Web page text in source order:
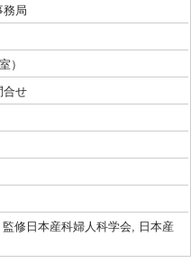
務局
）
合せ
修日本産科婦人科学会, 日本産